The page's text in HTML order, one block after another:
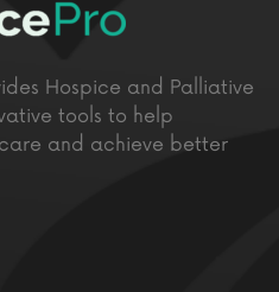
Hospice and Palliative
tools to help
and achieve better